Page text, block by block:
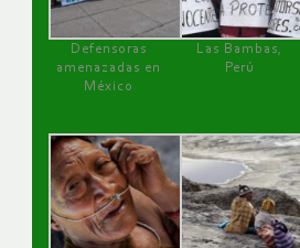
Defensoras
amenazadas en
México
Las Bambas,
Perú